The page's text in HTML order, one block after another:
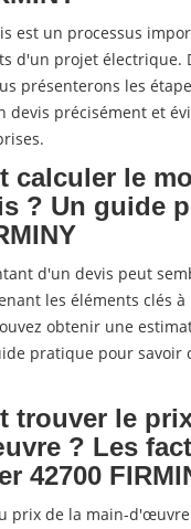
est un processus
d'un projet électrique.
présenterons les
devis précisément et
calculer le
? Un guide
d'un devis peut
les éléments clés
obtenir une
pratique pour savoir
trouver le
? Les
42700
prix de la main-